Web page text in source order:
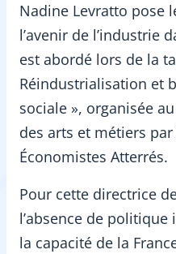
Nadine Levratto pose
l’avenir de l’industrie
est abordé lors de la
Réindustrialisation et
sociale », organisée
des arts et métiers
Économistes Atterrés.
Pour cette directrice
l’absence de
la capacité de la